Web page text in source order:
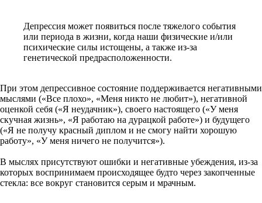
Депрессия может появиться после тяжелого события
или периода в жизни, когда наши физические и/или
психические силы истощены, а также из-за
генетической предрасположенности.
При этом депрессивное состояние поддерживается негативными
мыслями («Все плохо», «Меня никто не любит»), негативной
оценкой себя («Я неудачник»), своего настоящего («У меня
скучная жизнь», «Я работаю на дурацкой работе») и будущего
(«Я не получу красный диплом и не смогу найти хорошую
работу», «У меня ничего не получится»).
В мыслях присутствуют ошибки и негативные убеждения, из-за
которых воспринимаем происходящее будто через закопченные
стекла: все вокруг становится серым и мрачным.